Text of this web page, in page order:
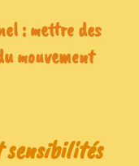
: mettre des
mouvement
sensibilités